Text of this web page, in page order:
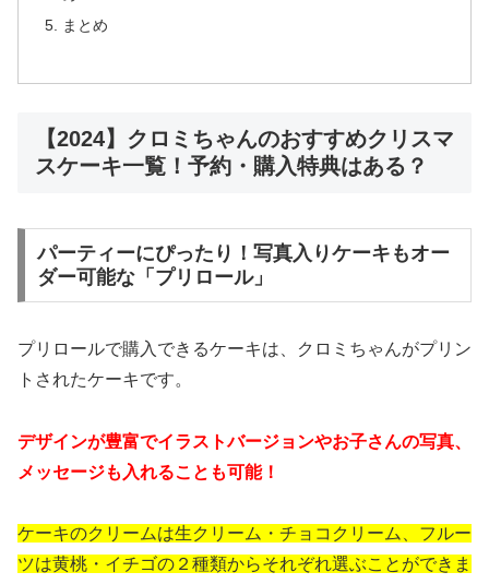
まとめ
【2024】クロミちゃんのおすすめクリスマ
スケーキ一覧！予約・購入特典はある？
パーティーにぴったり！写真入りケーキもオー
ダー可能な「プリロール」
プリロールで購入できるケーキは、クロミちゃんがプリン
トされたケーキです。
デザインが豊富でイラストバージョンやお子さんの写真、
メッセージも入れることも可能！
ケーキのクリームは生クリーム・チョコクリーム、フルー
ツは黄桃・イチゴの２種類からそれぞれ選ぶことができま